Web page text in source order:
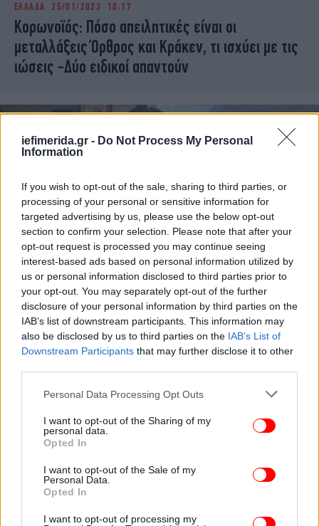
iefimerida.gr - Do Not Process My Personal
Information
If you wish to opt-out of the sale, sharing to third parties, or
processing of your personal or sensitive information for
targeted advertising by us, please use the below opt-out
section to confirm your selection. Please note that after your
opt-out request is processed you may continue seeing
interest-based ads based on personal information utilized by
us or personal information disclosed to third parties prior to
your opt-out. You may separately opt-out of the further
disclosure of your personal information by third parties on the
IAB’s list of downstream participants. This information may
also be disclosed by us to third parties on the IAB’s List of
Downstream Participants that may further disclose it to other
Please note that this website/app uses one or more Google
not limited to your visit or usage behaviour. You may click to
grant or deny consent to Google and its third-party tags to
use your data for below specified purposes in below Google
consent section.
Personal Data Processing Opt Outs
I want to opt-out of the Sharing of my
personal data.
Opted In
I want to opt-out of the Sale of my
Personal Data.
Opted In
I want to opt-out of processing my
ΕΛΛΑΔΑ 25/01/2023 10:17
Κορωνοϊός: Πόσο απειλητικές είναι οι
μεταλλάξεις Όρθρος και Κράκεν, τι ισχύει με τις
ιώσεις -Δύο ειδικοί απαντούν
15/12/2022 07:27
Πρασσάς: Τα εμβόλια mRNA στην αντιμετώπιση
του καρκίνου -Τα ενθαρρυντικά στοιχεία
έρευνας